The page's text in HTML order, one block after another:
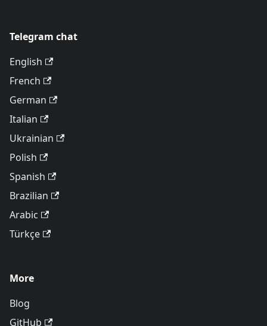
Telegram chat
English
French
German
Italian
Ukrainian
Polish
Spanish
Brazilian
Arabic
Türkçe
More
Blog
GitHub